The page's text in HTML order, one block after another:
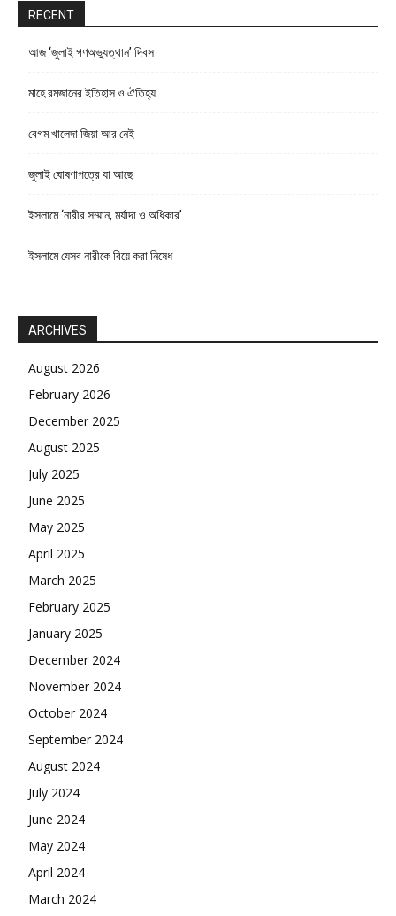
RECENT
আজ ‘জুলাই গণঅভ্যুত্থান’ দিবস
মাহে রমজানের ইতিহাস ও ঐতিহ্য
বেগম খালেদা জিয়া আর নেই
জুলাই ঘোষণাপত্রে যা আছে
ইসলামে ‘নারীর সম্মান, মর্যাদা ও অধিকার’
ইসলামে যেসব নারীকে বিয়ে করা নিষেধ
ARCHIVES
August 2026
February 2026
December 2025
August 2025
July 2025
June 2025
May 2025
April 2025
March 2025
February 2025
January 2025
December 2024
November 2024
October 2024
September 2024
August 2024
July 2024
June 2024
May 2024
April 2024
March 2024